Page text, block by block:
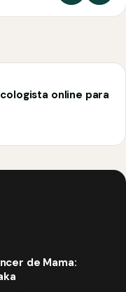
online para
de Mama: